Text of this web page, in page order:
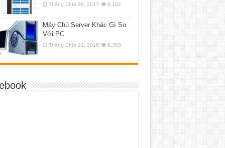
Tháng Chín 29, 2017 8,162
Máy Chủ Server Khác Gì So
Với PC
Tháng Chín 21, 2016 6,303